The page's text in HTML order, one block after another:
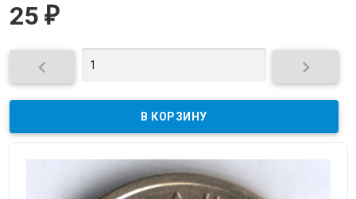
25 ₽
 